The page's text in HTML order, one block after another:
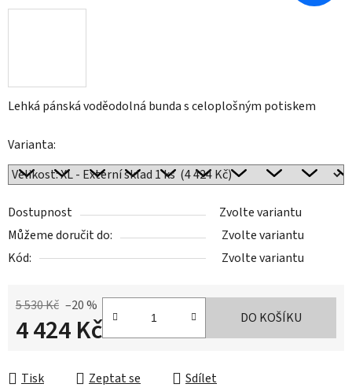
Lehká pánská voděodolná bunda s celoplošným potiskem
Varianta:
Dostupnost
Zvolte variantu
Můžeme doručit do:
Zvolte variantu
Kód:
Zvolte variantu
5 530 Kč –20 %
4 424 Kč DO KOŠÍKU
Tisk Zeptat se Sdílet